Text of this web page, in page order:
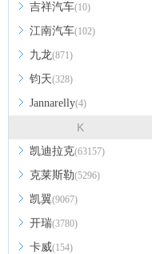
吉祥汽车(10)
江南汽车(102)
九龙(871)
钧天(328)
Jannarelly(4)
K
凯迪拉克(63157)
克莱斯勒(5296)
凯翼(9067)
开瑞(3780)
卡威(154)